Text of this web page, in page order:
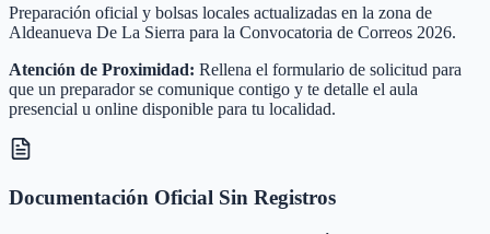
Preparación oficial y bolsas locales actualizadas en la zona de
Aldeanueva De La Sierra para la Convocatoria de Correos 2026.
Atención de Proximidad: Rellena el formulario de solicitud para
que un preparador se comunique contigo y te detalle el aula
presencial u online disponible para tu localidad.
Documentación Oficial Sin Registros